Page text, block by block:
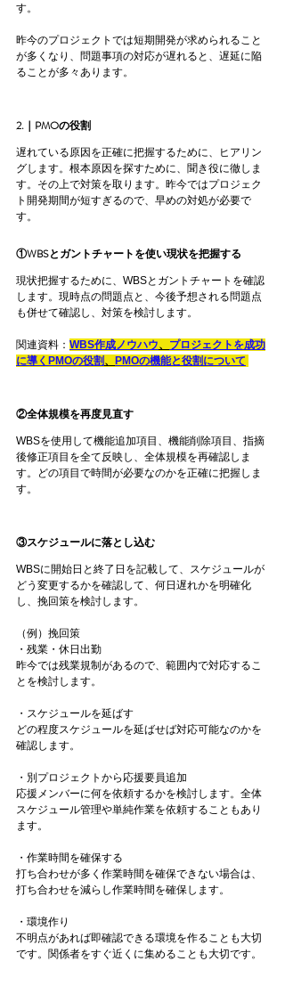
す。
昨今のプロジェクトでは短期開発が求められること
が多くなり、問題事項の対応が遅れると、遅延に陥
ることが多々あります。
2.｜PMOの役割
遅れている原因を正確に把握するために、ヒアリン
グします。根本原因を探すために、聞き役に徹しま
す。その上で対策を取ります。昨今ではプロジェク
ト開発期間が短すぎるので、早めの対処が必要で
す。
①WBSとガントチャートを使い現状を把握する
現状把握するために、WBSとガントチャートを確認
します。現時点の問題点と、今後予想される問題点
も併せて確認し、対策を検討します。
関連資料： WBS作成ノウハウ、 プロジェクトを成功
に導くPMOの役割 、 PMOの機能と役割について
②全体規模を再度見直す
WBSを使用して機能追加項目、機能削除項目、指摘
後修正項目を全て反映し、全体規模を再確認しま
す。どの項目で時間が必要なのかを正確に把握しま
す。
③スケジュールに落とし込む
WBSに開始日と終了日を記載して、スケジュールが
どう変更するかを確認して、何日遅れかを明確化
し、挽回策を検討します。
（例）挽回策
・残業・休日出勤
昨今では残業規制があるので、範囲内で対応するこ
とを検討します。
・スケジュールを延ばす
どの程度スケジュールを延ばせば対応可能なのかを
確認します。
・別プロジェクトから応援要員追加
応援メンバーに何を依頼するかを検討します。全体
スケジュール管理や単純作業を依頼することもあり
ます。
・作業時間を確保する
打ち合わせが多く作業時間を確保できない場合は、
打ち合わせを減らし作業時間を確保します。
・環境作り
不明点があれば即確認できる環境を作ることも大切
です。関係者をすぐ近くに集めることも大切です。